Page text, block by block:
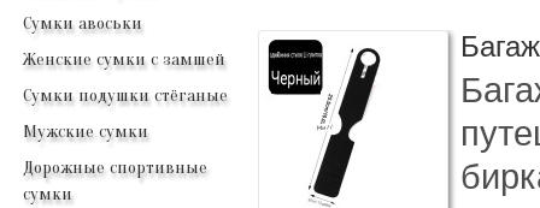
Сумки авоськи
Женские сумки с замшей
Сумки подушки стёганые
Мужские сумки
Дорожные спортивные
сумки